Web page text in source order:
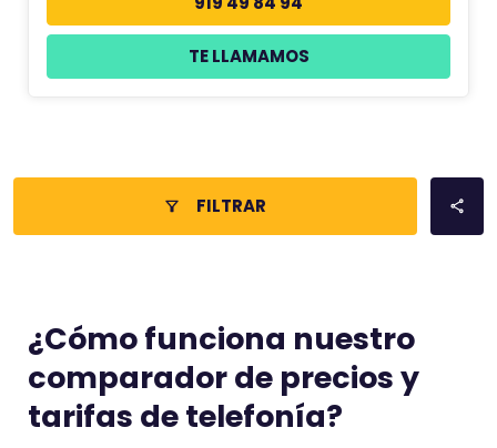
TE LLAMAMOS
FILTRAR
¿Cómo funciona nuestro
comparador de precios y
tarifas de telefonía?